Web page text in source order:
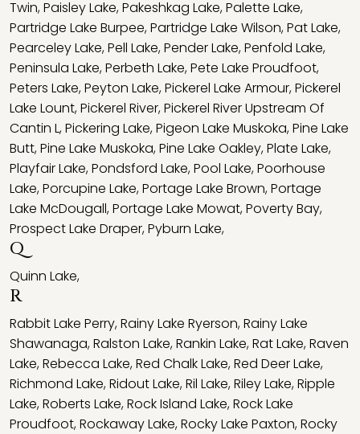
Twin,Paisley Lake,Pakeshkag Lake,Palette Lake,
Partridge Lake Burpee,Partridge Lake Wilson,Pat Lake,
Pearceley Lake,Pell Lake,Pender Lake,Penfold Lake,
Peninsula Lake,Perbeth Lake,Pete Lake Proudfoot,
Peters Lake,Peyton Lake,Pickerel Lake Armour,Pickerel
Lake Lount,Pickerel River,Pickerel River Upstream Of
Cantin L,Pickering Lake,Pigeon Lake Muskoka,Pine Lake
Butt,Pine Lake Muskoka,Pine Lake Oakley,Plate Lake,
Playfair Lake,Pondsford Lake,Pool Lake,Poorhouse
Lake,Porcupine Lake,Portage Lake Brown,Portage
Lake McDougall,Portage Lake Mowat,Poverty Bay,
Prospect Lake Draper,Pyburn Lake,
Q
Quinn Lake,
R
Rabbit Lake Perry,Rainy Lake Ryerson,Rainy Lake
Shawanaga,Ralston Lake,Rankin Lake,Rat Lake,Raven
Lake,Rebecca Lake,Red Chalk Lake,Red Deer Lake,
Richmond Lake,Ridout Lake,Ril Lake,Riley Lake,Ripple
Lake,Roberts Lake,Rock Island Lake,Rock Lake
Proudfoot,Rockaway Lake,Rocky Lake Paxton,Rocky